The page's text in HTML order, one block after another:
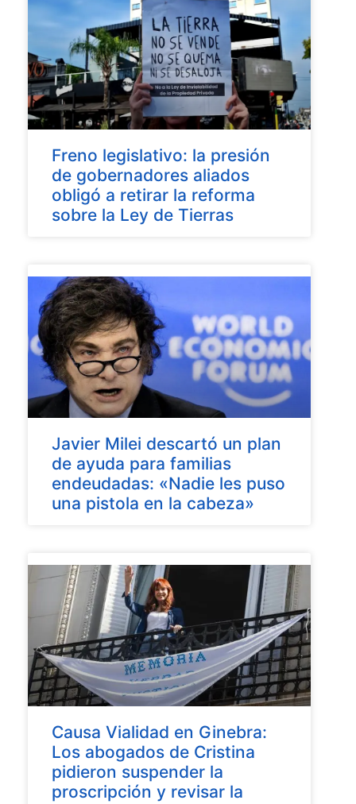
Freno legislativo: la presión
de gobernadores aliados
obligó a retirar la reforma
sobre la Ley de Tierras
Javier Milei descartó un plan
de ayuda para familias
endeudadas: «Nadie les puso
una pistola en la cabeza»
Causa Vialidad en Ginebra:
Los abogados de Cristina
pidieron suspender la
proscripción y revisar la